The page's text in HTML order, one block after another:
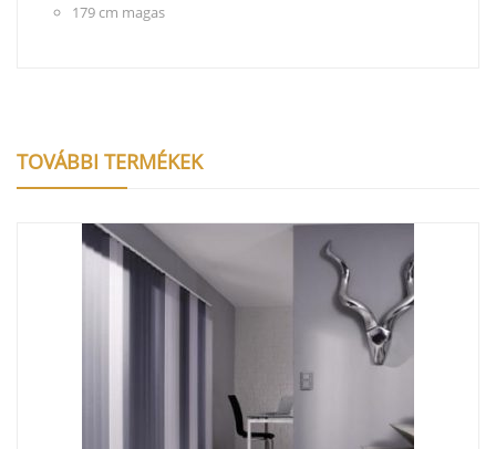
179 cm magas
TOVÁBBI TERMÉKEK